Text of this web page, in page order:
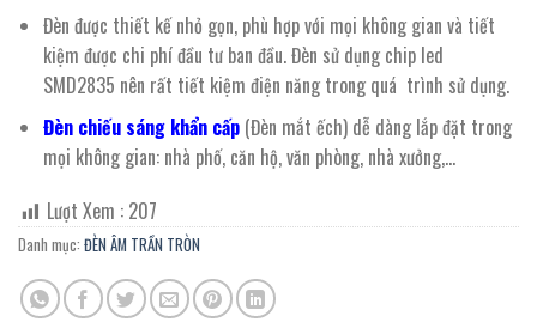
Đèn được thiết kế nhỏ gọn, phù hợp với mọi không gian và tiết
kiệm được chi phí đầu tư ban đầu. Đèn sử dụng chip led
SMD2835 nên rất tiết kiệm điện năng trong quá trình sử dụng.
Đèn chiếu sáng khẩn cấp(Đèn mắt ếch) dễ dàng lắp đặt trong
mọi không gian: nhà phố, căn hộ, văn phòng, nhà xưởng,…
Lượt Xem : 207
Danh mục: ĐÈN ÂM TRẦN TRÒN